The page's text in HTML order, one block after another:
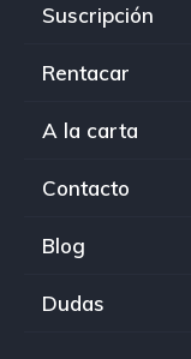
Suscripción
Rentacar
A la carta
Contacto
Blog
Dudas